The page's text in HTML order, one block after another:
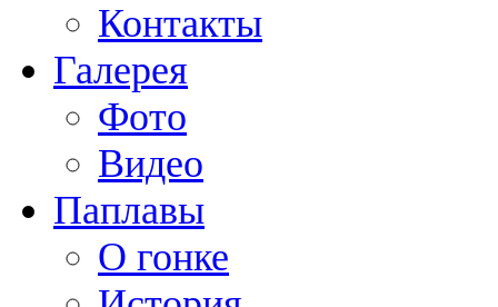
Контакты
Галерея
Фото
Видео
Паплавы
О гонке